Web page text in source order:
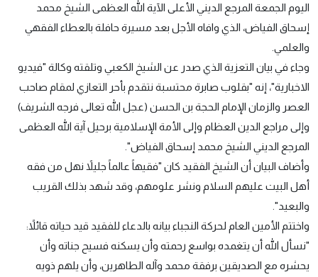
اليوم الجمعة المرجع الديني الأعلى الآية الله العظمى الشيخ محمد
إسحاق الفياض، الذي وافاه الأجل بعد مسيرة حافلة بالعطاء الفقهي
والعلمي.
وجاء في بيان التعزية الذي صدر عن الشيخ الكعبي وتلقته وكالة "فيديو
الاخبارية"، إنه "بقلوب صابرة محتسبة نتقدم بأحر التعازي لمقام صاحب
العصر والزمان الإمام الحجة بن الحسن (عجل الله تعالى فرجه الشريف)
وإلى مراجع الدين العظام وإلى الأمة الإسلامية برحيل آية الله العظمى
المرجع الديني الشيخ محمد إسحاق الفياض".
وأضاف البيان أن الشيخ الفقيد كان "فقيهاً عالماً جليلاً نهل من فقه
أهل البيت عليهم السلام ونشر علومهم، وقد شهد بذلك القريب
والبعيد".
واختتم الأمين العام لحركة النجباء بيانه بالدعاء للفقيد قيد حياته قائلاً:
"نسأل الله أن يتغمده بواسع رحمته وأن يسكنه فسيح جناته وأن
يحشره مع الصديقين برفقة محمد وآله الطاهرين، وأن يلهم ذويه